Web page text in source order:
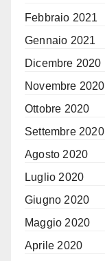
Febbraio 2021
Gennaio 2021
Dicembre 2020
Novembre 2020
Ottobre 2020
Settembre 2020
Agosto 2020
Luglio 2020
Giugno 2020
Maggio 2020
Aprile 2020